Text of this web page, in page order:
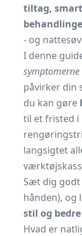
tiltag,
- og
I denne
påvirker din
du kan gøre
til et fristed i
langsigtet
Sæt dig godt
hånden), og
stil og
Hvad er